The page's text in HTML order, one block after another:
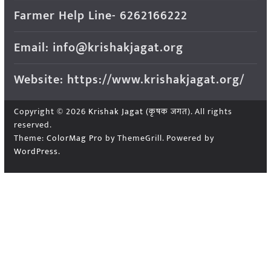
Farmer Help Line- 6262166222
Email: info@krishakjagat.org
Website: https://www.krishakjagat.org/
Copyright © 2026 Krishak Jagat (कृषक जगत). All rights
reserved.
Theme: ColorMag Pro by ThemeGrill. Powered by
WordPress.